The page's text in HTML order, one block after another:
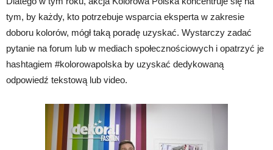
tym, by każdy, kto potrzebuje wsparcia eksperta w zakresie
doboru kolorów, mógł taką poradę uzyskać. Wystarczy zadać
pytanie na forum lub w mediach społecznościowych i opatrzyć je
hashtagiem #kolorowapolska by uzyskać dedykowaną
odpowiedź tekstową lub video.